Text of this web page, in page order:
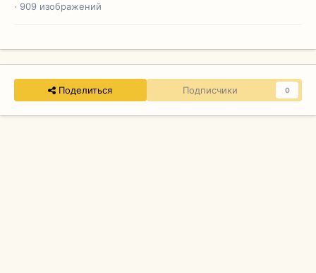
· 909 изображений
Поделиться Подписчики 0